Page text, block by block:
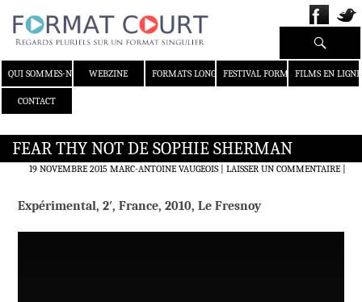
QUI SOMMES-NOUS ?WEBZINE FORMATS LONGS FESTIVAL FORMAT COURT
FILMS EN LIGNE
CONTACT
Recherche
FEAR THY NOT DE SOPHIE SHERMAN
19 NOVEMBRE 2015 MARC-ANTOINE VAUGEOIS LAISSER UN COMMENTAIRE|
Expérimental, 2′, France, 2010, Le Fresnoy